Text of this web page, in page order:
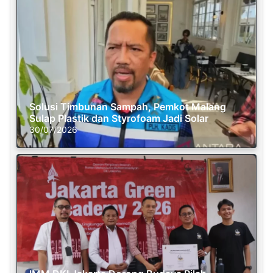
Solusi Timbunan Sampah, Pemkot Malang
Sulap Plastik dan Styrofoam Jadi Solar
30/07/2026